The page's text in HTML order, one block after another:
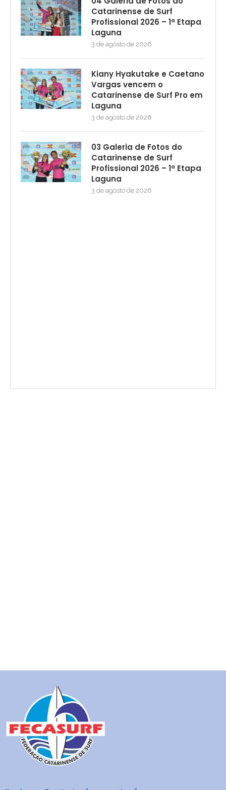
Catarinense de Surf
Profissional 2026 – 1ª Etapa
Laguna
3 de agosto de 2026
Kiany Hyakutake e Caetano
Vargas vencem o
Catarinense de Surf Pro em
Laguna
3 de agosto de 2026
03 Galeria de Fotos do
Catarinense de Surf
Profissional 2026 – 1ª Etapa
Laguna
3 de agosto de 2026